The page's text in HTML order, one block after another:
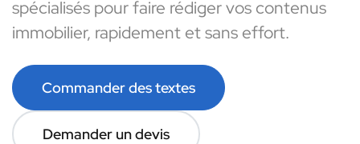
spécialisés pour faire rédiger vos contenus
immobilier, rapidement et sans effort.
Commander des textes
Demander un devis